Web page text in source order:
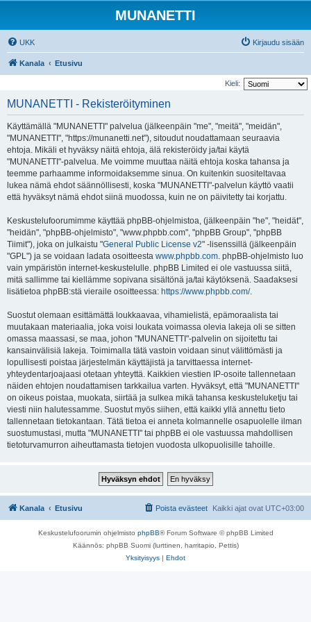
MUNANETTI
UKK Kirjaudu sisään
Kanala Etusivu
Kieli:
MUNANETTI - Rekisteröityminen
Käyttämällä "MUNANETTI" palvelua (jälkeenpäin "me", "meitä", "meidän",
"MUNANETTI", "https://munanetti.net"), sitoudut noudattamaan seuraavia
ehtoja. Mikäli et hyväksy näitä ehtoja, älä rekisteröidy ja/tai käytä
"MUNANETTI"-palvelua. Me voimme muuttaa näitä ehtoja koska tahansa ja
teemme parhaamme informoidaksemme sinua. On kuitenkin suositeltavaa
lukea nämä ehdot säännöllisesti, koska "MUNANETTI"-palvelun käyttö vaatii
että hyväksyt nämä ehdot siinä muodossa, kuin ne on päivitetty tai korjattu.
Keskustelufoorumimme käyttää phpBB-ohjelmistoa, (jälkeenpäin "he", "heidät",
"heidän", "phpBB-ohjelmisto", "www.phpbb.com", "phpBB Group", "phpBB
Tiimit"), joka on julkaistu "General Public License v2" -lisenssillä (jälkeenpäin
"GPL") ja se voidaan ladata osoitteesta www.phpbb.com. phpBB-ohjelmisto luo
vain ympäristön internet-keskustelulle. phpBB Limited ei ole vastuussa siitä,
mitä sallimme tai kiellämme sopivana sisältönä ja/tai käytöksenä. Saadaksesi
lisätietoa phpBB:stä vieraile osoitteessa: https://www.phpbb.com/.
Suostut olemaan esittämättä loukkaavaa, vihamielistä, epämoraalista tai
muutakaan materiaalia, joka voisi loukata voimassa olevia lakeja oli se sitten
omassa maassasi, se maa, johon "MUNANETTI"-palvelin on sijoitettu tai
kansainvälisiä lakeja. Toimimalla tätä vastoin voidaan sinut välittömästi ja
lopullisesti poistaa järjestelmän käyttäjistä ja tarvittaessa internet-
yhteydentarjoajaasi otetaan yhteyttä. Kaikkien viestien IP-osoite tallennetaan
näiden ehtojen noudattamisen tarkkailua varten. Hyväksyt, että "MUNANETTI"
on oikeus poistaa, muokata, siirtää ja sulkea mikä tahansa keskusteluketju tai
viesti niin halutessamme. Suostut myös siihen, että kaikki yllä annettu tieto
tallennetaan tietokantaan. Tätä tietoa ei anneta kolmannelle osapuolelle ilman
suostumustasi, mutta "MUNANETTI" tai phpBB ei ole vastuussa mahdollisen
tietoturvamurron aiheuttamasta tietojen vuodosta ulkopuolisille tahoille.
Kanala Etusivu Kaikki ajat ovat UTC+03:00
Poista evästeet
Keskustelufoorumin ohjelmisto phpBB® Forum Software © phpBB Limited
Käännös: phpBB Suomi (lurttinen, harritapio, Pettis)
Yksityisyys | Ehdot